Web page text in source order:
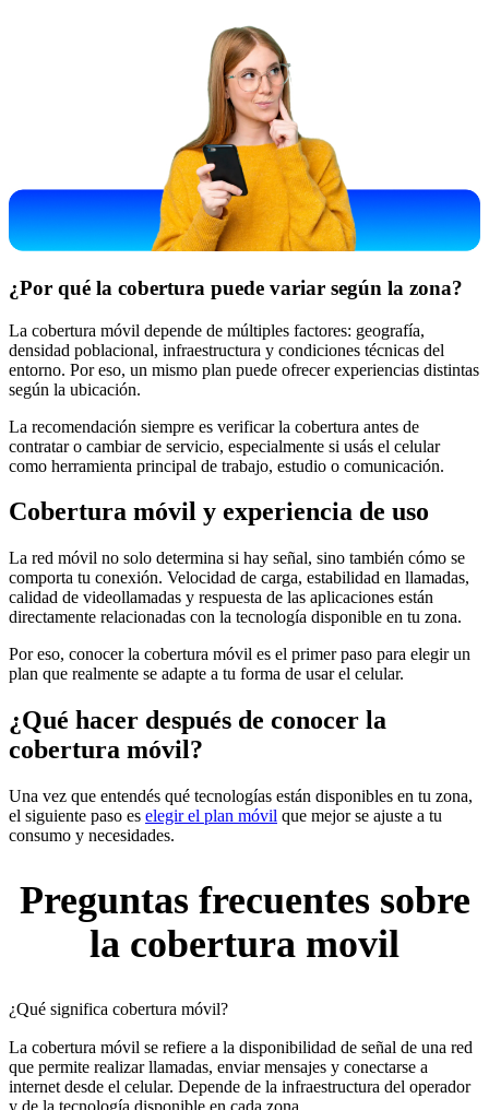
¿Por qué la cobertura puede variar según la zona?
La cobertura móvil depende de múltiples factores: geografía,
densidad poblacional, infraestructura y condiciones técnicas del
entorno. Por eso, un mismo plan puede ofrecer experiencias distintas
según la ubicación.
La recomendación siempre es verificar la cobertura antes de
contratar o cambiar de servicio, especialmente si usás el celular
como herramienta principal de trabajo, estudio o comunicación.
Cobertura móvil y experiencia de uso
La red móvil no solo determina si hay señal, sino también cómo se
comporta tu conexión. Velocidad de carga, estabilidad en llamadas,
calidad de videollamadas y respuesta de las aplicaciones están
directamente relacionadas con la tecnología disponible en tu zona.
Por eso, conocer la cobertura móvil es el primer paso para elegir un
plan que realmente se adapte a tu forma de usar el celular.
¿Qué hacer después de conocer la
cobertura móvil?
Una vez que entendés qué tecnologías están disponibles en tu zona,
el siguiente paso es elegir el plan móvil que mejor se ajuste a tu
consumo y necesidades.
Preguntas frecuentes sobre
la cobertura movil
¿Qué significa cobertura móvil?
La cobertura móvil se refiere a la disponibilidad de señal de una red
que permite realizar llamadas, enviar mensajes y conectarse a
internet desde el celular. Depende de la infraestructura del operador
y de la tecnología disponible en cada zona.